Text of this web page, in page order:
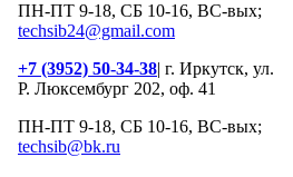
ПН-ПТ 9-18, СБ 10-16, ВС-вых;
techsib24@gmail.com
+7 (3952) 50-34-38| г. Иркутск, ул.
Р. Люксембург 202, оф. 41
ПН-ПТ 9-18, СБ 10-16, ВС-вых;
techsib@bk.ru